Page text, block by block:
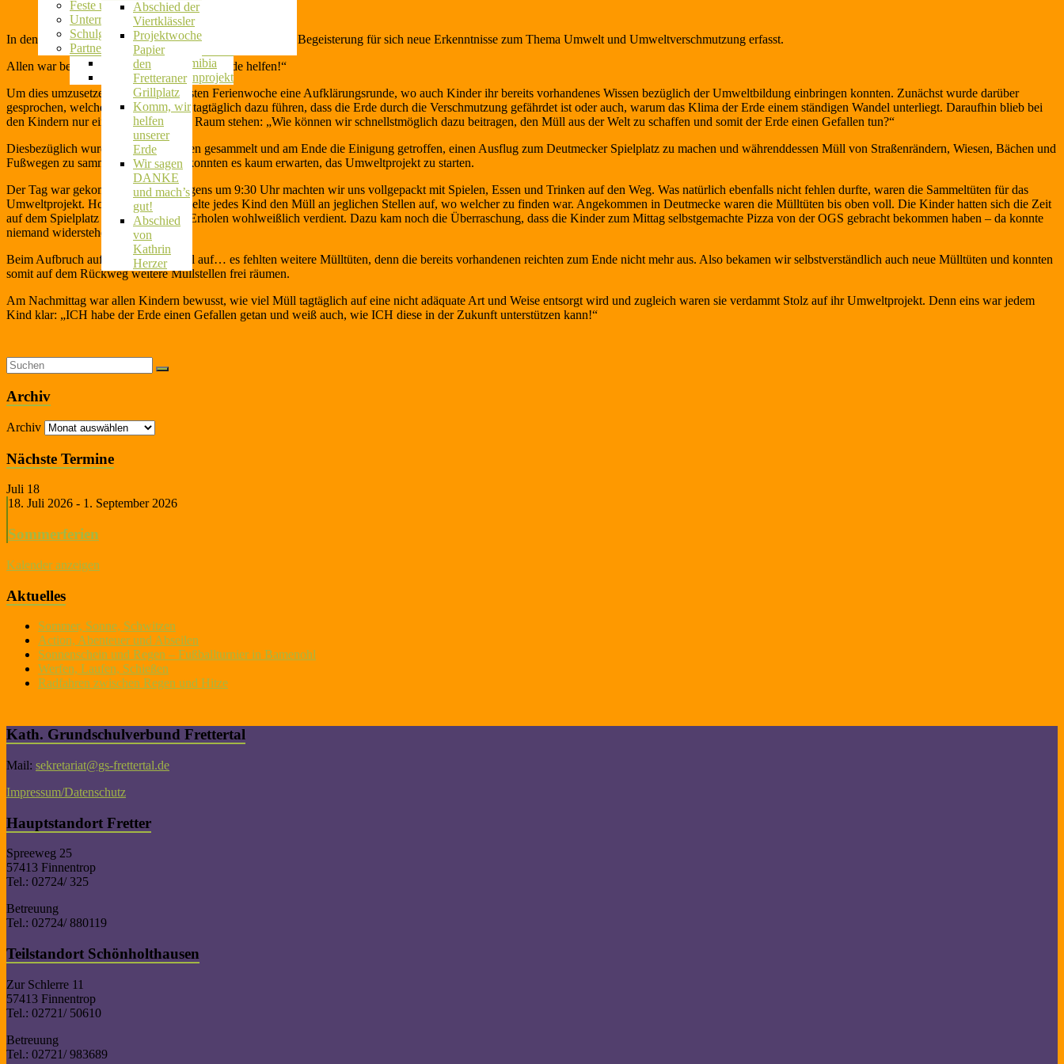
Herkunftssprachlicher Unterricht
Feste und Feiern
Unterrichtsaktivitäten
Schulgarten
Partnerschule in Namibia
Wir laufen für Namibia
Das Suppenküchenprojekt
erstes Jahr
im
Schulgarten
Ausflug auf
den
Fretteraner
Grillplatz
Komm, wir
helfen
unserer
Erde
Wir sagen
DANKE
und mach’s
gut!
Abschied
von
Kathrin
Herzer
Abschied der
Viertklässler
Projektwoche
Papier
In den Osterferien 2021 haben die Kinder der OGS voller Begeisterung für sich neue Erkenntnisse zum Thema Umwelt und Umweltverschmutzung erfasst.
Allen war bewusst: „WIR können unserer Erde helfen!“
Um dies umzusetzen, folgte in der ersten Ferienwoche eine Aufklärungsrunde, wo auch Kinder ihr bereits vorhandenes Wissen bezüglich der Umweltbildung einbringen konnten. Zunächst wurde darüber
gesprochen, welche Einflussfaktoren tagtäglich dazu führen, dass die Erde durch die Verschmutzung gefährdet ist oder auch, warum das Klima der Erde einem ständigen Wandel unterliegt. Daraufhin blieb bei
den Kindern nur eine große Frage im Raum stehen: „Wie können wir schnellstmöglich dazu beitragen, den Müll aus der Welt zu schaffen und somit der Erde einen Gefallen tun?“
Diesbezüglich wurden viele tolle Ideen gesammelt und am Ende die Einigung getroffen, einen Ausflug zum Deutmecker Spielplatz zu machen und währenddessen Müll von Straßenrändern, Wiesen, Bächen und
Fußwegen zu sammeln. Die Kinder konnten es kaum erwarten, das Umweltprojekt zu starten.
Der Tag war gekommen. Schon morgens um 9:30 Uhr machten wir uns vollgepackt mit Spielen, Essen und Trinken auf den Weg. Was natürlich ebenfalls nicht fehlen durfte, waren die Sammeltüten für das
Umweltprojekt. Hochmotiviert sammelte jedes Kind den Müll an jeglichen Stellen auf, wo welcher zu finden war. Angekommen in Deutmecke waren die Mülltüten bis oben voll. Die Kinder hatten sich die Zeit
auf dem Spielplatz zum Spielen und Erholen wohlweißlich verdient. Dazu kam noch die Überraschung, dass die Kinder zum Mittag selbstgemachte Pizza von der OGS gebracht bekommen haben – da konnte
niemand widerstehen.
Beim Aufbruch auf den Rückweg fiel auf… es fehlten weitere Mülltüten, denn die bereits vorhandenen reichten zum Ende nicht mehr aus. Also bekamen wir selbstverständlich auch neue Mülltüten und konnten
somit auf dem Rückweg weitere Müllstellen frei räumen.
Am Nachmittag war allen Kindern bewusst, wie viel Müll tagtäglich auf eine nicht adäquate Art und Weise entsorgt wird und zugleich waren sie verdammt Stolz auf ihr Umweltprojekt. Denn eins war jedem
Kind klar: „ICH habe der Erde einen Gefallen getan und weiß auch, wie ICH diese in der Zukunft unterstützen kann!“
Archiv
Archiv
Nächste Termine
Juli 18
18. Juli 2026 - 1. September 2026
Sommerferien
Kalender anzeigen
Aktuelles
Sommer, Sonne, Schwitzen
Action, Abenteuer und Abseilen
Sonnenschein und Regen – Fußballturnier in Bamenohl
Werfen, Laufen, Schießen
Radfahren zwischen Regen und Hitze
Kath. Grundschulverbund Frettertal
Mail: sekretariat@gs-frettertal.de
Impressum/Datenschutz
Hauptstandort Fretter
Spreeweg 25
57413 Finnentrop
Tel.: 02724/ 325
Betreuung
Tel.: 02724/ 880119
Teilstandort Schönholthausen
Zur Schlerre 11
57413 Finnentrop
Tel.: 02721/ 50610
Betreuung
Tel.: 02721/ 983689